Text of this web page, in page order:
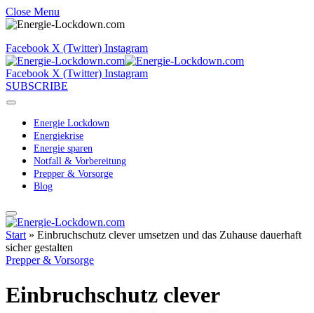
Close Menu
Facebook X (Twitter) Instagram
Facebook X (Twitter) Instagram
SUBSCRIBE
Energie Lockdown
Energiekrise
Energie sparen
Notfall & Vorbereitung
Prepper & Vorsorge
Blog
Start » Einbruchschutz clever umsetzen und das Zuhause dauerhaft
sicher gestalten
Prepper & Vorsorge
Einbruchschutz clever